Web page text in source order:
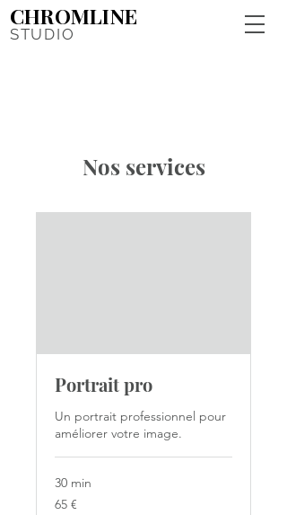
STUDIO
CHROMLINE
Nos services
Portrait pro
Un portrait professionnel pour
améliorer votre image.
30 min
65
euros
65 €